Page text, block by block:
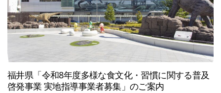
福井県「令和8年度多様な食文化・習慣に関する普及
啓発事業 実地指導事業者募集」のご案内